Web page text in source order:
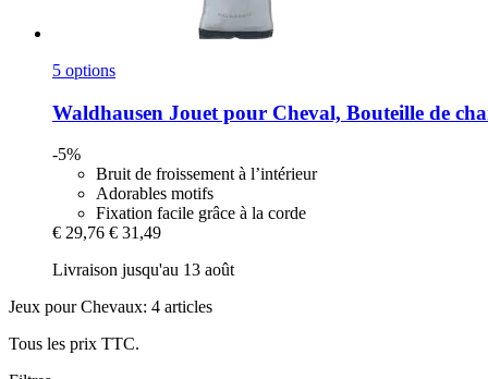
5 options
Waldhausen Jouet pour Cheval, Bouteille de
-5%
Bruit de froissement à l’intérieur
Adorables motifs
Fixation facile grâce à la corde
€ 29,76 € 31,49
Livraison jusqu'au 13 août
Jeux pour Chevaux: 4 articles
Tous les prix TTC.